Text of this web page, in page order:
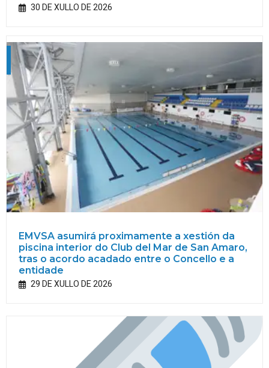
30 DE XULLO DE 2026
EMVSA asumirá proximamente a xestión da
piscina interior do Club del Mar de San Amaro,
tras o acordo acadado entre o Concello e a
entidade
29 DE XULLO DE 2026